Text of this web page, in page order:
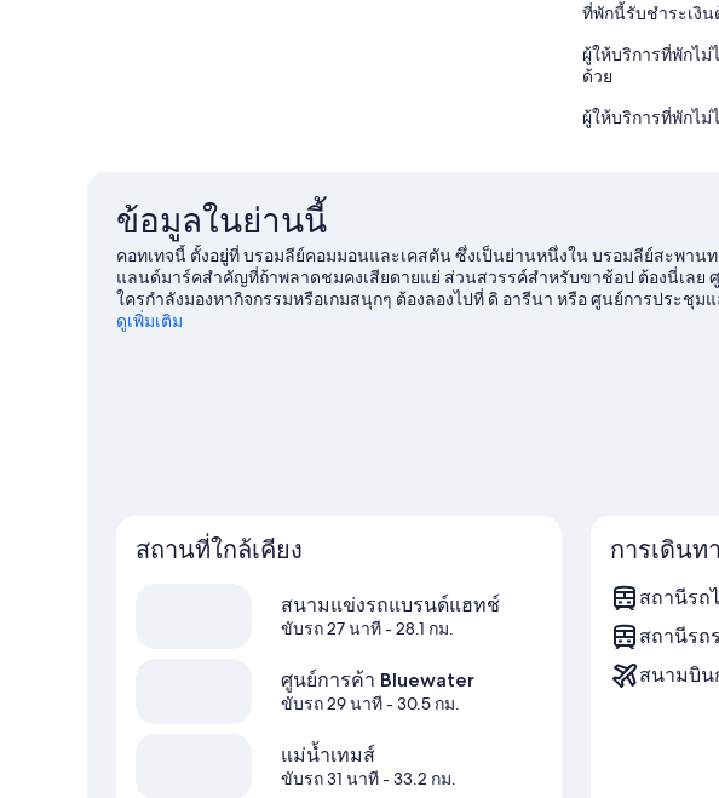
ที่พักนี้รับชำระเงิ
ผู้ให้บริการที่พักไ
ด้วย
ผู้ให้บริการที่พักไม่
ข้อมูลในย่านนี้
คอทเทจนี้ ตั้งอยู่ที่ บรอมลีย์คอมมอนและเคสตัน ซึ่งเป็นย่านหนึ่งใน บรอมลีย์สะพาน
แลนด์มาร์คสำคัญที่ถ้าพลาดชมคงเสียดายแย่ ส่วนสวรรค์สำหรับขาช้อป ต้องนี่เลย
ใครกำลังมองหากิจกรรมหรือเกมสนุกๆ ต้องลองไปที่ ดิ อารีนา หรือ ศูนย์การประชุม
ลีย์
ดูเพิ่มเติม
สถานที่ใกล้เคียง
สนามแข่งรถแบรนด์แฮทช์
ขับรถ 27 นาที- 28.1 กม.
ศูนย์การค้า Bluewater
ขับรถ 29 นาที- 30.5 กม.
แม่น้ำเทมส์
ขับรถ 31 นาที- 33.2 กม.
การเดินท
สถานีรถ
สถานีรถ
สนามบิน